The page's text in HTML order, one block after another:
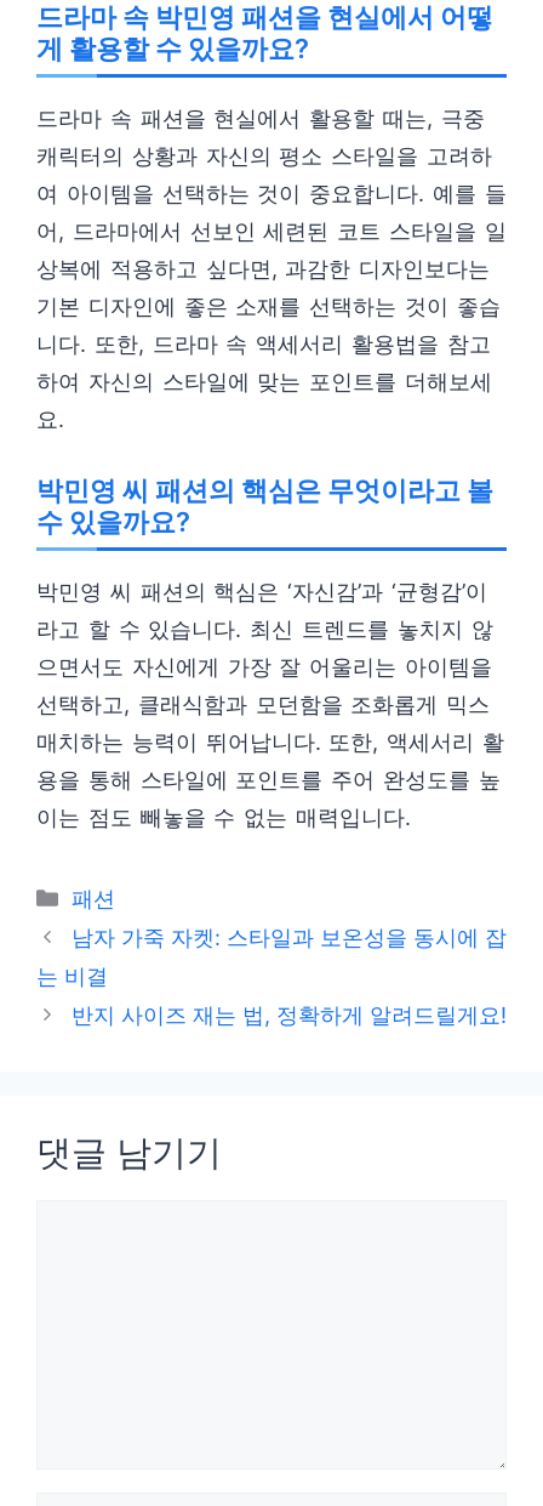
드라마 속 박민영 패션을 현실에서 어떻
게 활용할 수 있을까요?
드라마 속 패션을 현실에서 활용할 때는, 극중
캐릭터의 상황과 자신의 평소 스타일을 고려하
여 아이템을 선택하는 것이 중요합니다. 예를 들
어, 드라마에서 선보인 세련된 코트 스타일을 일
상복에 적용하고 싶다면, 과감한 디자인보다는
기본 디자인에 좋은 소재를 선택하는 것이 좋습
니다. 또한, 드라마 속 액세서리 활용법을 참고
하여 자신의 스타일에 맞는 포인트를 더해보세
요.
박민영 씨 패션의 핵심은 무엇이라고 볼
수 있을까요?
박민영 씨 패션의 핵심은 ‘자신감’과 ‘균형감’이
라고 할 수 있습니다. 최신 트렌드를 놓치지 않
으면서도 자신에게 가장 잘 어울리는 아이템을
선택하고, 클래식함과 모던함을 조화롭게 믹스
매치하는 능력이 뛰어납니다. 또한, 액세서리 활
용을 통해 스타일에 포인트를 주어 완성도를 높
이는 점도 빼놓을 수 없는 매력입니다.
카
테
리
패션
남자 가죽 자켓: 스타일과 보온성을 동시에 잡
는 비결
반지 사이즈 재는 법, 정확하게 알려드릴게요!
댓글 남기기